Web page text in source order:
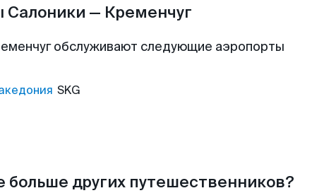
Салоники — Кременчуг
обслуживают следующие аэропорты
SKG
больше других путешественников?